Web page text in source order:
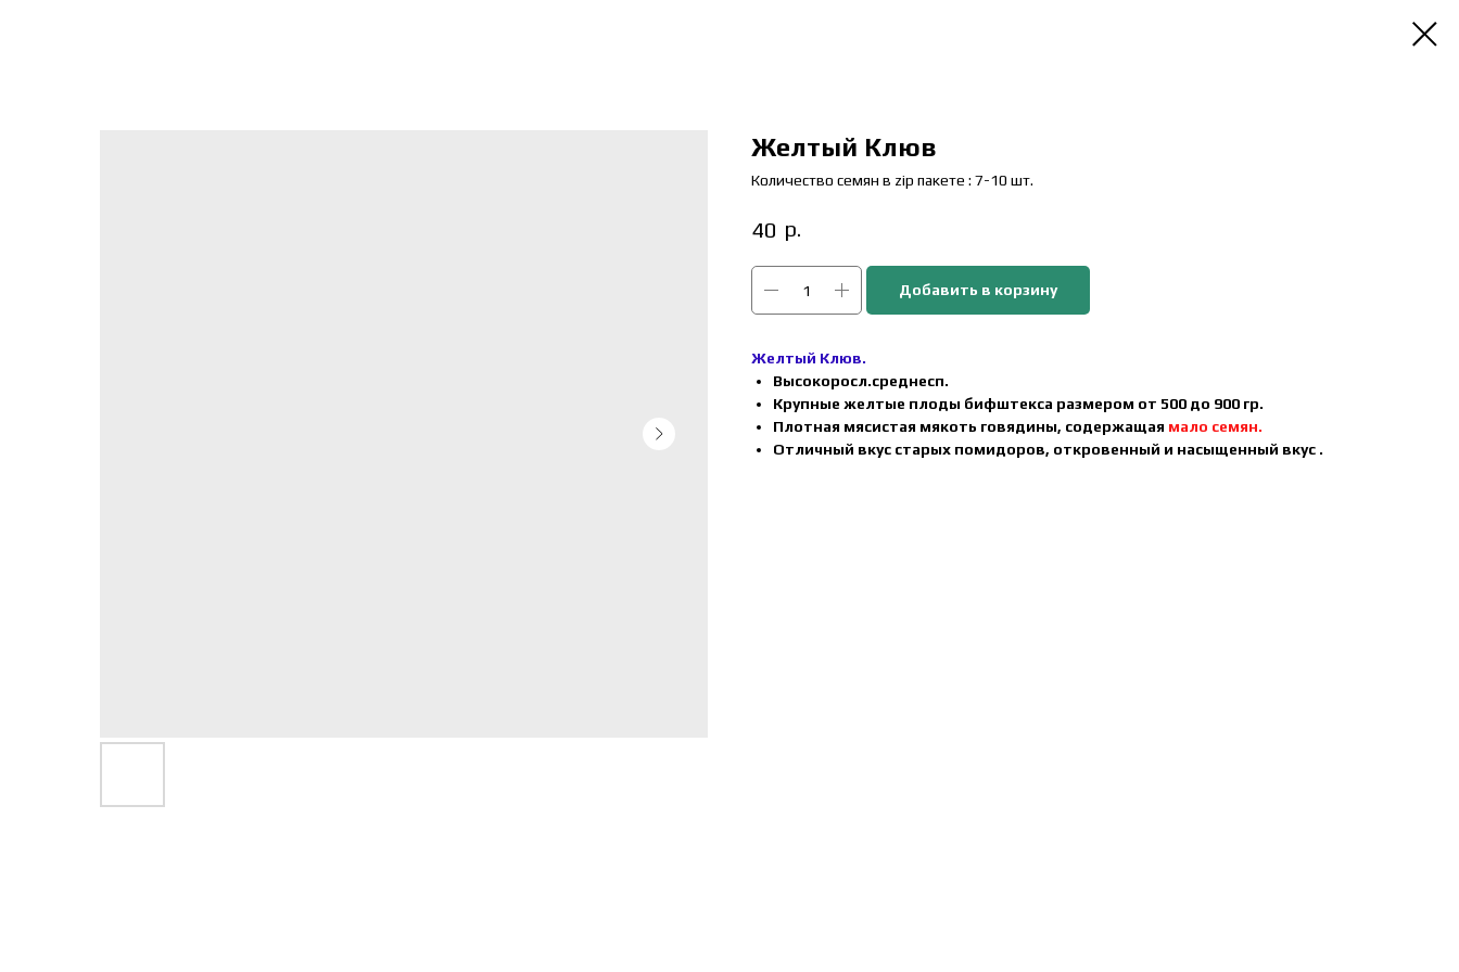
Желтый Клюв
Количество семян в zip пакете : 7-10 шт.
40 р.
Добавить в корзину
Желтый Клюв.
Высокоросл.среднесп.
Крупные желтые плоды бифштекса размером от 500 до 900 гр.
Плотная мясистая мякоть говядины, содержащая мало семян.
Отличный вкус старых помидоров, откровенный и насыщенный вкус .